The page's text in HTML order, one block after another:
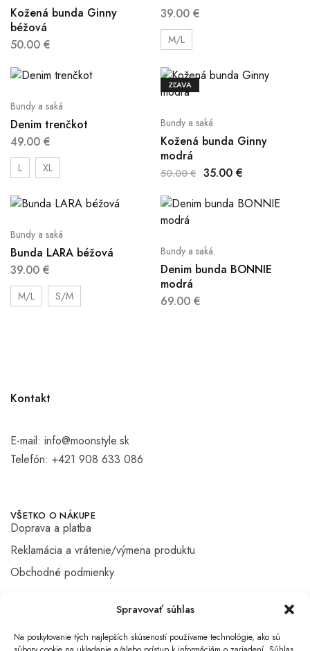
Spravovať súhlas
Na poskytovanie tých najlepších skúseností používame technológie, ako sú
Kožená bunda Ginny
béžová
50.00 €
39.00 €
M/L
Bundy a saká
Denim trenčkot
49.00 €
L XL
ZĽAVA
Bundy a saká
Kožená bunda Ginny
modrá
50.00€ 35.00 €
Bundy a saká
Bunda LARA béžová
39.00 €
M/L S/M
Bundy a saká
Denim bunda BONNIE
modrá
69.00 €
Kontakt
E-mail: info@moonstyle.sk
Telefón: +421 908 633 086
VŠETKO O NÁKUPE
Doprava a platba
Reklamácia a vrátenie/výmena produktu
Obchodné podmienky
Kontakt